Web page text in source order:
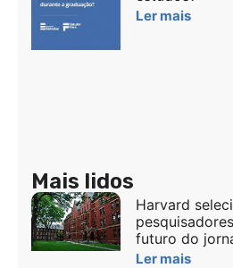
Ler mais
Mais lidos
Harvard
futuro do
Ler mais